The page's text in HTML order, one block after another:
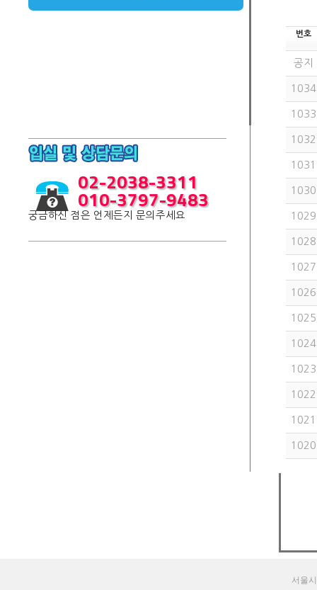
02-2038-3311
010-3797-9483
궁금하신 점은 언제든지 문의주세요
번호
공지
1034
1033
1032
1031
1030
1029
1028
1027
1026
1025
1024
1023
1022
1021
1020
서울